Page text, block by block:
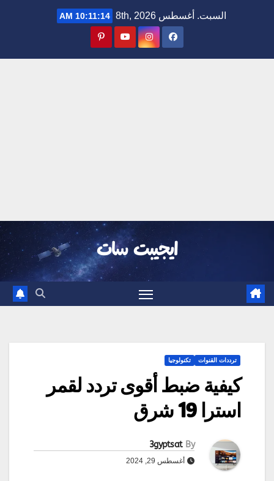
السبت. أغسطس 8th, 2026 10:11:15 AM
ايجيبت سات
ترددات القنوات تكنولوجيا
كيفية ضبط أقوى تردد لقمر
استرا 19 شرق
By
3gyptsat
أغسطس 29, 2024